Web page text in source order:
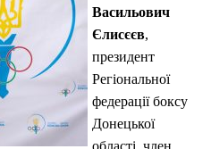
Васильович
Єлисєєв,
президент
Регіональної
федерації боксу
Донецької